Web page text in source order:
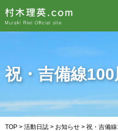
祝・吉備線100
TOP > 活動日誌 > お知らせ > 祝・吉備線